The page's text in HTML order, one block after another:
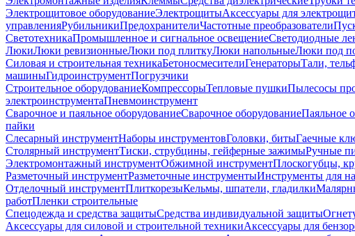
Электрощитовое оборудованиеЭлектрощитыАксессуары для
управленияРубильникиПредохранителиЧастотные преобразователи
СветотехникаПромышленное и сигнальное освещениеСветодиодные
ЛюкиЛюки ревизионныеЛюки под плиткуЛюки напольныеЛюки под
Силовая и строительная техникаБетоносмесителиГенераторыТали,
машиныГидроинструментПогрузчики
Строительное оборудованиеКомпрессорыТепловые пушкиПылесосы
электроинструментаПневмоинструмент
Сварочное и паяльное оборудованиеСварочное оборудованиеПаяльное
пайки
Слесарный инструментНаборы инструментовГоловки, битыГаечные
Столярный инструментТиски, струбцины, гейферные зажимыРучные
Электромонтажный инструментОбжимной инструментПлоскогубцы,
Разметочный инструментРазметочные инструментыИнструменты для
Отделочный инструментПлиткорезыКельмы, шпатели, гладилки
работПленки строительные
Спецодежда и средства защитыСредства индивидуальной защиты
Аксессуары для силовой и строительной техникиАксессуары для